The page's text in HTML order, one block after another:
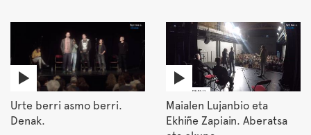
Urte berri asmo berri.
Denak.
Maialen Lujanbio eta
Ekhiñe Zapiain. Aberatsa